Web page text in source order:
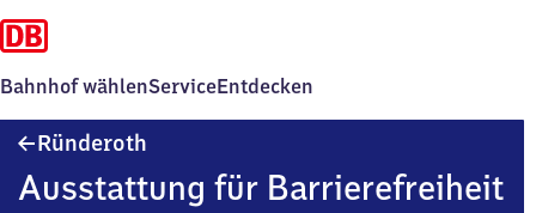
Bahnhof wählenServiceEntdecken
Ründeroth
Ausstattung für Barrierefreiheit